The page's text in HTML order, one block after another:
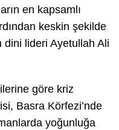
en kapsamlı
keskin şekilde
dini lideri Ayetullah Ali
göre kriz
Basra Körfezi’nde
yoğunluğa